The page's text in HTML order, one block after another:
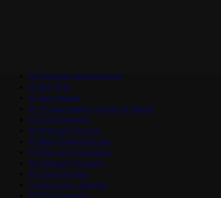
# Документальное кино
# НМГ ДОК
# Фестивали
# Что мы знаем о планете Земля
# Цикл Великие
#Алексей Гуськов
# Марк Эйдельштейн
# Никита Кологривый
# Главные Сериалы
# Саша Петров
# Смотреть фильмы
# Юра Борисов